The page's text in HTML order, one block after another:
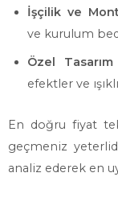
İşçilik ve
ve kurulum
Özel
efektler ve
En doğru fiyat
geçmeniz
analiz ederek en